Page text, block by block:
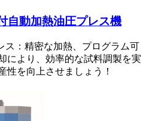
自動加熱油圧プレス機
：精密な加熱、プログラム可
により、効率的な試料調製を実
性を向上させましょう！